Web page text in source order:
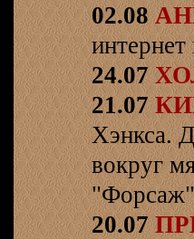
02.08
24.07
21.07
Хэнкса.
вокруг
20.07